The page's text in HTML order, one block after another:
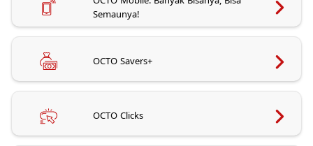
Semaunya!
OCTO Savers+
OCTO Clicks